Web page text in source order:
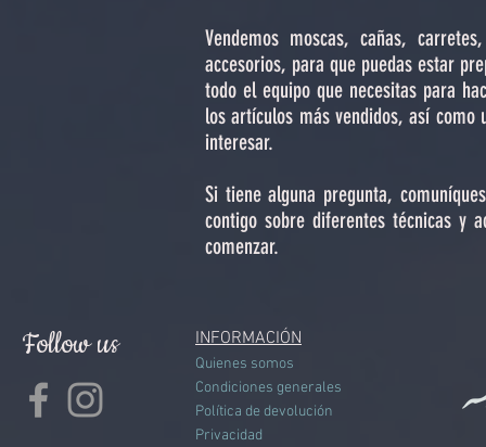
Vendemos moscas, cañas,
accesorios, para que puedas estar
todo el equipo que necesitas para
los artículos más vendidos, así como
interesar.
Si tiene alguna pregunta,
contigo sobre diferentes técnicas y
comenzar.
Follow us INFORMACIÓN
Quienes somos
Condiciones generales
Política de devolución
Privacidad